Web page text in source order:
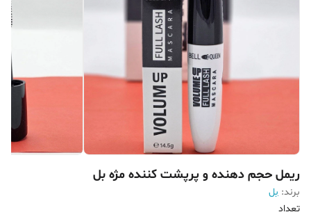
ریمل حجم دهنده و پرپشت کننده مژه بل
برند: بل
تعداد